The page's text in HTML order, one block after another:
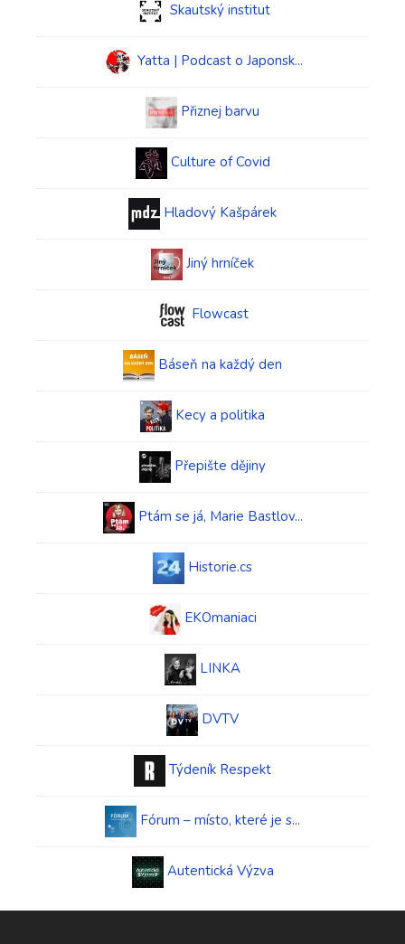
Skautský institut
Yatta | Podcast o Japonsk...
Přiznej barvu
Culture of Covid
Hladový Kašpárek
Jiný hrníček
Flowcast
Báseň na každý den
Kecy a politika
Přepište dějiny
Ptám se já, Marie Bastlov...
Historie.cs
EKOmaniaci
LINKA
DVTV
Týdeník Respekt
Fórum – místo, které je s...
Autentická Výzva